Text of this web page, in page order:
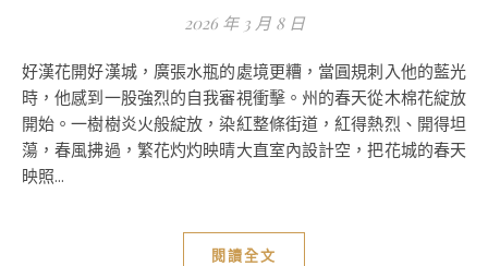
2026 年 3 月 8 日
好漢花開好漢城，廣張水瓶的處境更糟，當圓規刺入他的藍光
時，他感到一股強烈的自我審視衝擊。州的春天從木棉花綻放
開始。一樹樹炎火般綻放，染紅整條街道，紅得熱烈、開得坦
蕩，春風拂過，繁花灼灼映晴大直室內設計空，把花城的春天
映照...
閱讀全文